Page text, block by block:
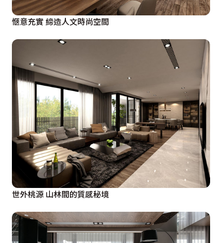
愜意充實 締造人文時尚空間
世外桃源 山林間的質感秘境